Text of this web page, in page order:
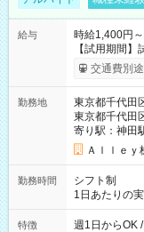
給与
時給1,400円～
【試用期間
給与は本採用
交通費別
勤務地
東京都千代田
東京都千代田
寄り駅：神田
Ａｌｌｅｙ
勤務時間
シフト制
1日あたりの
実働時間：1-
能！ └平日・
特徴 週1日からOK